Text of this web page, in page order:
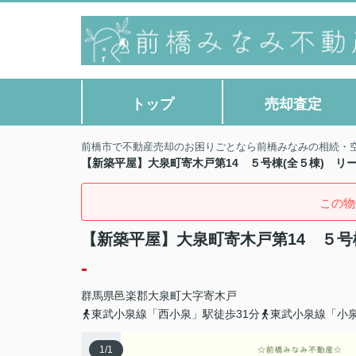
トップ 売却査定
前橋市で不動産売却のお困りごとなら前橋みなみの相続・
【新築平屋】大泉町寄木戸第14 ５号棟(全５棟) リ
この
【新築平屋】大泉町寄木戸第14 ５
-
群馬県邑楽郡大泉町大字寄木戸
東武小泉線「西小泉」駅徒歩31分
東武小泉線「小
1/1